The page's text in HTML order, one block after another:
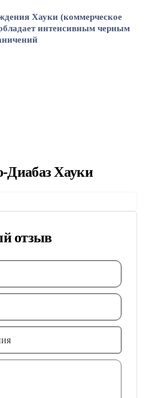
Хауки (коммерческое
интенсивным черным
Диабаз Хауки
отзыв